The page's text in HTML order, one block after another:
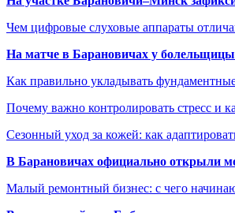
Чем цифровые слуховые аппараты
На матче в Барановичах у болельщицы
Как правильно укладывать
Почему важно контролировать стресс и
Сезонный уход за кожей: как
В Барановичах официально открыли
Малый ремонтный бизнес: с чего